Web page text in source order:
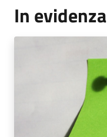
In evidenza